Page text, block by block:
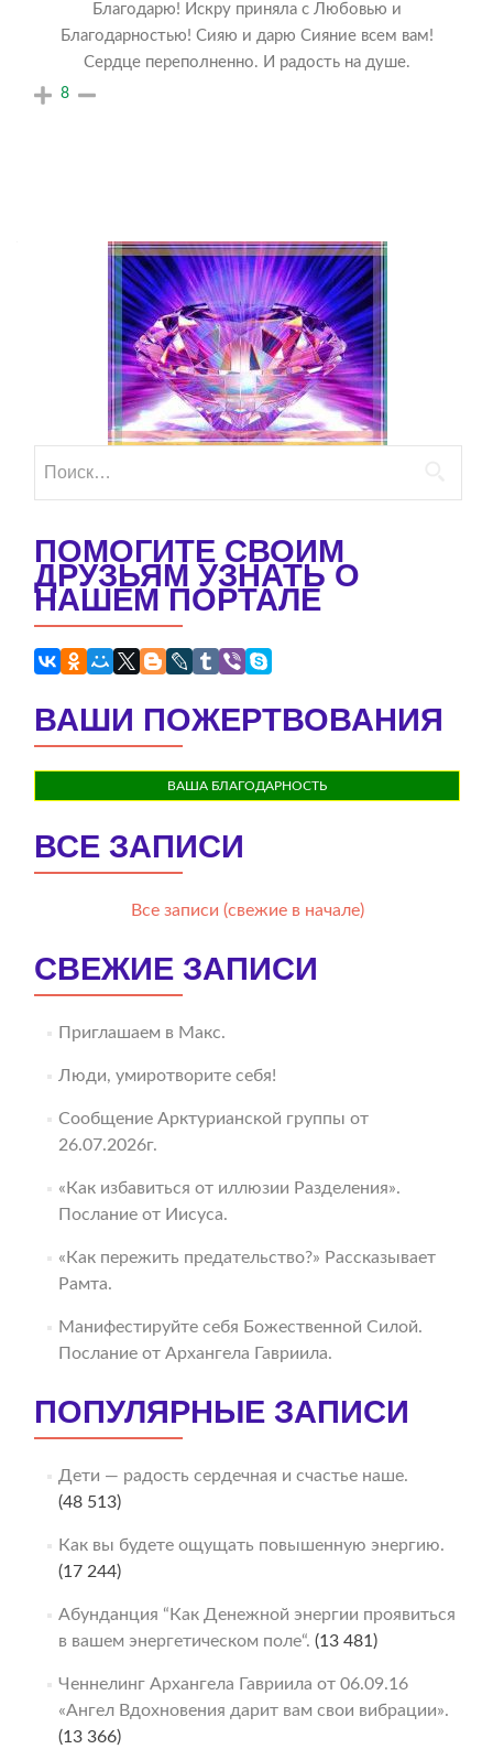
Благодарю! Искру приняла с Любовью и
Благодарностью! Сияю и дарю Сияние всем вам!
Сердце переполненно. И радость на душе.
8
ПОМОГИТЕ СВОИМ
ДРУЗЬЯМ УЗНАТЬ О
НАШЕМ ПОРТАЛЕ
ВАШИ ПОЖЕРТВОВАНИЯ
ВАША БЛАГОДАРНОСТЬ
ВСЕ ЗАПИСИ
Все записи (свежие в начале)
СВЕЖИЕ ЗАПИСИ
Приглашаем в Макс.
Люди, умиротворите себя!
Сообщение Арктурианской группы от
26.07.2026г.
«Как избавиться от иллюзии Разделения».
Послание от Иисуса.
«Как пережить предательство?» Рассказывает
Рамта.
Манифестируйте себя Божественной Силой.
Послание от Архангела Гавриила.
ПОПУЛЯРНЫЕ ЗАПИСИ
Дети — радость сердечная и счастье наше.
(48 513)
Как вы будете ощущать повышенную энергию.
(17 244)
Абунданция “Как Денежной энергии проявиться
в вашем энергетическом поле“. (13 481)
Ченнелинг Архангела Гавриила от 06.09.16
«Ангел Вдохновения дарит вам свои вибрации».
(13 366)